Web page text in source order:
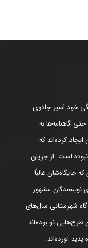
خود اسیر جادوی
گاهنامه‌ها به
کرده‌اند که
است. از جریان
جایگاه‌شان غالباً
نویسندگان مشهور
شهرستانی سال‌های
طرح‌هایی نو بوده‌اند.
آورده‌اند.